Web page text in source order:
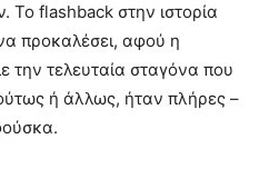
Το flashback στην ιστορία
προκαλέσει, αφού η
την τελευταία σταγόνα που
ή άλλως, ήταν πλήρες –